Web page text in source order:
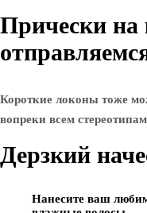
Прически на
Короткие локоны тоже
вопреки всем
Дерзкий
Нанесите ваш